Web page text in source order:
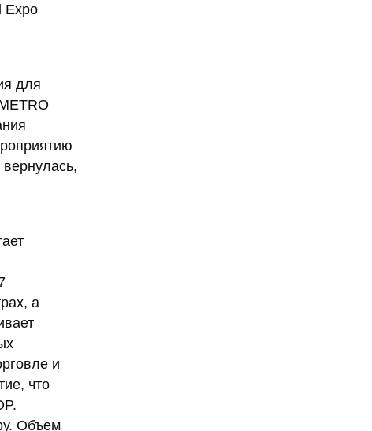
Expo
для
а
и
что
Объем